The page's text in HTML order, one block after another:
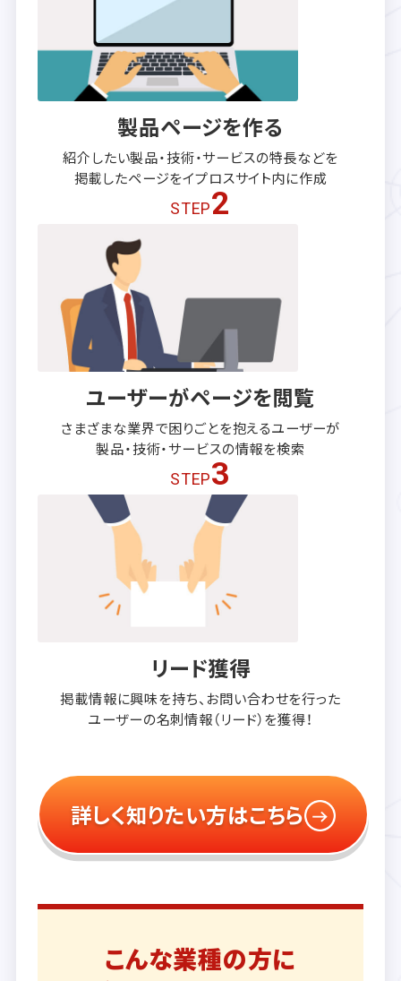
製品ページを作る
紹介したい製品・技術・サービスの特長などを
掲載したページをイプロスサイト内に作成
STEP2
ユーザーがページを閲覧
さまざまな業界で困りごとを抱えるユーザーが
製品・技術・サービスの情報を検索
STEP3
リード獲得
掲載情報に興味を持ち、 お問い合わせを行った
ユーザーの名刺情報（リード）を獲得！
詳しく知りたい方はこちら
こんな業種の方に